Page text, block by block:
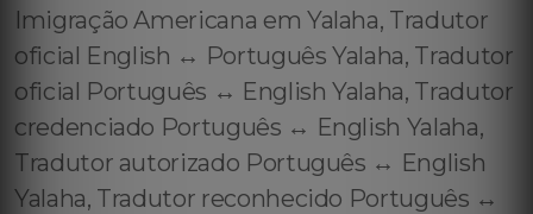
Imigração Americana em Yalaha, Tradutor
oficial English ↔️ Português Yalaha, Tradutor
oficial Português ↔️ English Yalaha, Tradutor
credenciado Português ↔️ English Yalaha,
Tradutor autorizado Português ↔️ English
Yalaha, Tradutor reconhecido Português ↔️